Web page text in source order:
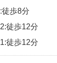
歩8分
徒歩12分
徒歩12分